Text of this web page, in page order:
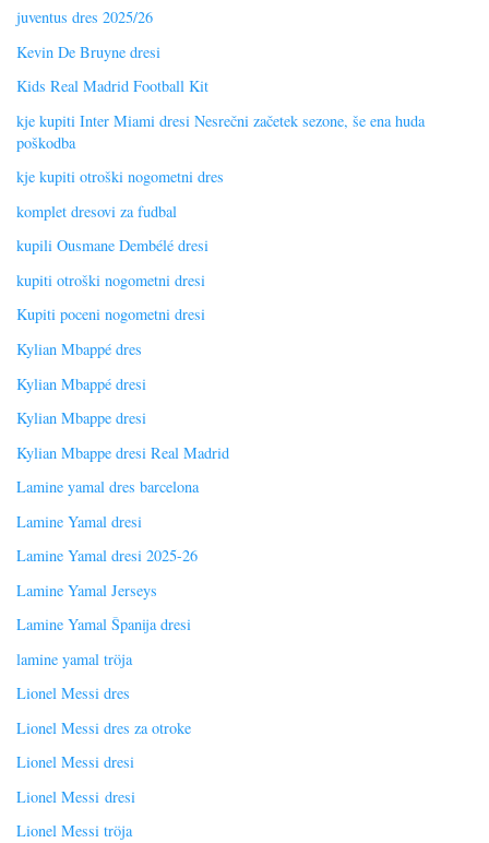
juventus dres 2025/26
Kevin De Bruyne dresi
Kids Real Madrid Football Kit
kje kupiti Inter Miami dresi Nesrečni začetek sezone, še ena huda
poškodba
kje kupiti otroški nogometni dres
komplet dresovi za fudbal
kupili Ousmane Dembélé dresi
kupiti otroški nogometni dresi
Kupiti poceni nogometni dresi
Kylian Mbappé dres
Kylian Mbappé dresi
Kylian Mbappe dresi
Kylian Mbappe dresi Real Madrid
Lamine yamal dres barcelona
Lamine Yamal dresi
Lamine Yamal dresi 2025-26
Lamine Yamal Jerseys
Lamine Yamal Španija dresi
lamine yamal tröja
Lionel Messi dres
Lionel Messi dres za otroke
Lionel Messi dresi
Lionel Messi dresi
Lionel Messi tröja